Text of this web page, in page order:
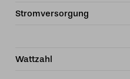
Stromversorgung
Wattzahl